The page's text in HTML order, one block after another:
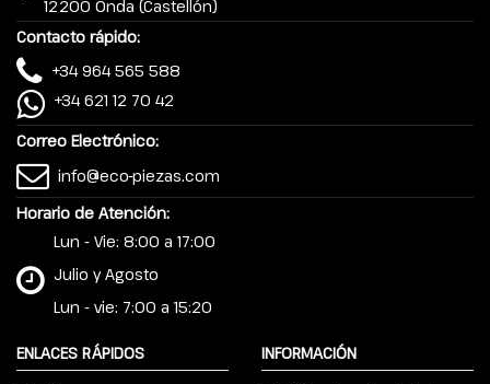
12200 Onda (Castellón)
Contacto rápido:
+34 964 565 588
+34 621 12 70 42
Correo Electrónico:
info@eco-piezas.com
Horario de Atención:
Lun - Vie: 8:00 a 17:00
Julio y Agosto
Lun - vie: 7:00 a 15:20
ENLACES RÁPIDOS
INFORMACIÓN